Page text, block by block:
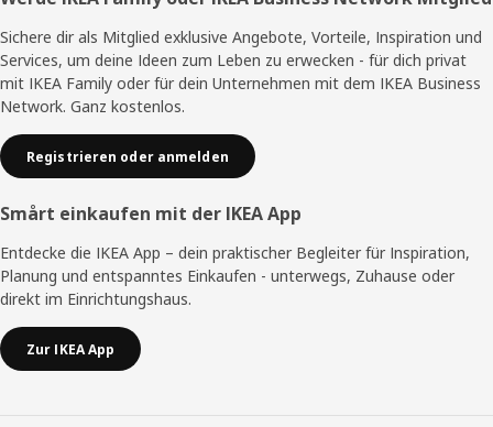
Sichere dir als Mitglied exklusive Angebote, Vorteile, Inspiration und
Services, um deine Ideen zum Leben zu erwecken - für dich privat
mit IKEA Family oder für dein Unternehmen mit dem IKEA Business
Network. Ganz kostenlos.
Registrieren oder anmelden
Smårt einkaufen mit der IKEA App
Entdecke die IKEA App – dein praktischer Begleiter für Inspiration,
Planung und entspanntes Einkaufen - unterwegs, Zuhause oder
direkt im Einrichtungshaus.
Zur IKEA App